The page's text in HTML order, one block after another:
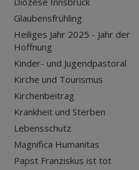
Glaubensfrühling
Heiliges Jahr 2025 - Jahr der
Hoffnung
Kinder- und Jugendpastoral
Kirche und Tourismus
Kirchenbeitrag
Krankheit und Sterben
Lebensschutz
Magnifica Humanitas
Papst Franziskus ist tot